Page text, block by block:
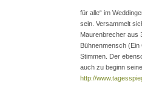
für alle“ im
sein. Versammelt
Maurenbrecher aus
Bühnenmensch
Stimmen. Der
auch zu beginn
http://